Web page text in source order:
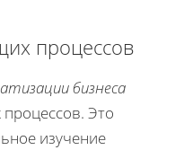
процессов
бизнеса
процессов. Это
изучение